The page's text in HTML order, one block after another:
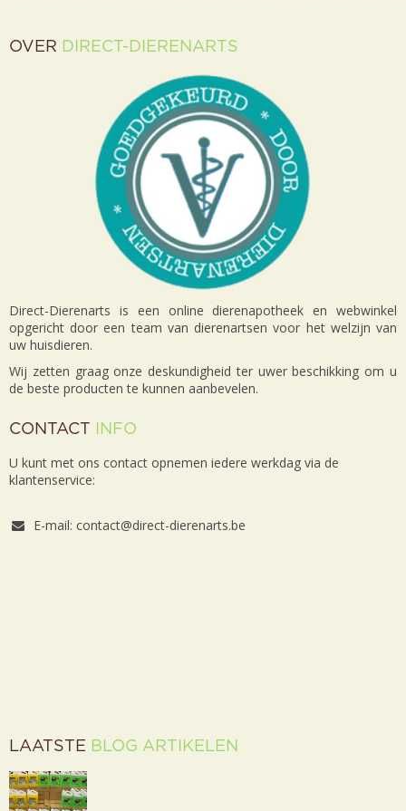
OVER DIRECT-DIERENARTS
Direct-Dierenarts is een online dierenapotheek en webwinkel
opgericht door een team van dierenartsen voor het welzijn van
uw huisdieren.
Wij zetten graag onze deskundigheid ter uwer beschikking om u
de beste producten te kunnen aanbevelen.
CONTACT INFO
U kunt met ons contact opnemen iedere werkdag via de
klantenservice:
E-mail: contact@direct-dierenarts.be
LAATSTE BLOG ARTIKELEN